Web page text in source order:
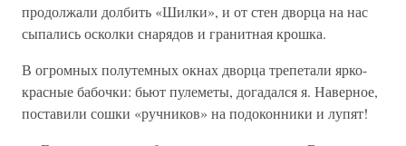
продолжали долбить «Шилки», и от стен дворца на нас
сыпались осколки снарядов и гранитная крошка.
В огромных полутемных окнах дворца трепетали ярко-
красные бабочки: бьют пулеметы, догадался я. Наверное,
поставили сошки «ручников» на подоконники и лупят!